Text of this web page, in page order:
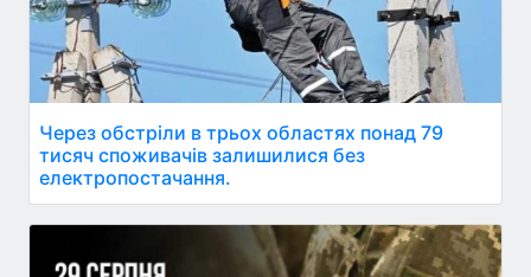
Через обстріли в трьох областях понад 79
тисяч споживачів залишилися без
електропостачання.